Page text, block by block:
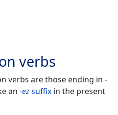
verbs
verbs are those ending in -
an -ezsuffix in the present